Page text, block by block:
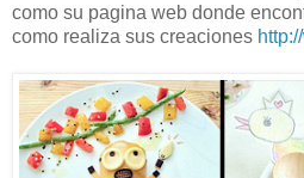
como su pagina web donde
como realiza sus creaciones